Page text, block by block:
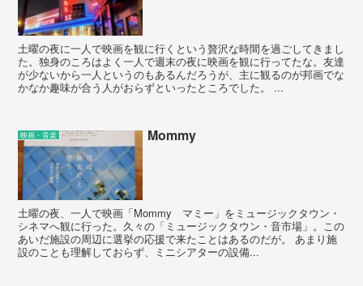
土曜の夜に一人で映画を観に行くという贅沢な時間を過ごしてきまし
た。独身のころはよく一人で週末の夜に映画を観に行ってたな。友達
が少ないから一人というのもあるんだろうが、主に観るのが邦画でな
かなか趣味が合う人がおらずといったところでした。 ...
映画・音楽 Mommy
土曜の夜、一人で映画「Mommy マミー」をミュージックタウン・
シネマへ観に行った。久々の「ミュージックタウン・音市場」。この
あいだ施設の周辺に選挙の応援で来たことはあるのだが。 あまり施
設のことも理解しておらず、ミニシアターの設備...